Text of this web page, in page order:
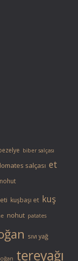
biber salçası
salçası et
kuşbaşı et kuş
nohut patates
sıvı yağ
tereyağı